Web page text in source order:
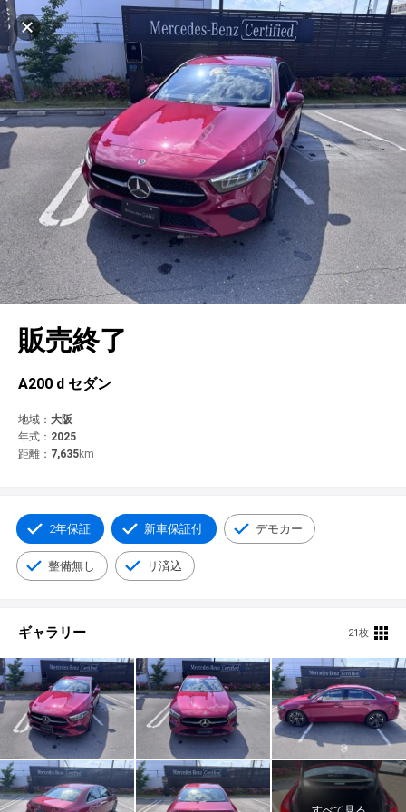
設定中 1031台
車を探す
中古車検索
販売店検索
エリア別最新ニュース
品質と保証
ローン・リース
自動車保険
カタログ情報
アカウント
ログイン
マイアカウント
マイリスト
保存した検索条件
問合せ履歴
アカウントの確認・編集
アフターサービス
アフターサービス
車検／定期点検
コーティング
タイヤ交換
ボディ修理
企業概要
業績決算情報
プレスリリース
ヤナセの歴史
リンク
ヤナセ認定中古車
BMW認定中古車
フォルクスワーゲン認定中古車
新車情報
プライバシーポリシー ソーシャルメディアポリシー
利用規約 会社概要
金融商品の勧誘方針
販売終了
A200 d セダン
地域： 大阪
年式： 2025
距離： 7,635km
2年保証 新車保証付 デモカー
整備無し リ済込
ギャラリー 21枚
キャンセル
枚方
サーティファイドカーコーナー
販売店情報
地図を見る
在庫一覧
キャンセル